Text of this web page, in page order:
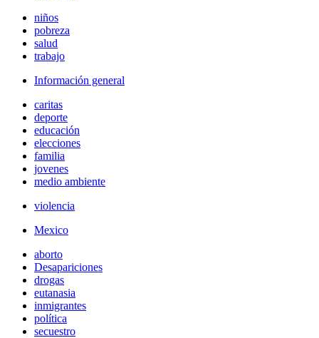
niños
pobreza
salud
trabajo
Información general
caritas
deporte
educación
elecciones
familia
jovenes
medio ambiente
violencia
Mexico
aborto
Desapariciones
drogas
eutanasia
inmigrantes
política
secuestro